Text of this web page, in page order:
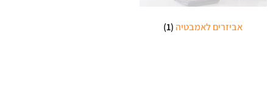
אביזרים לאמבטיה(1)